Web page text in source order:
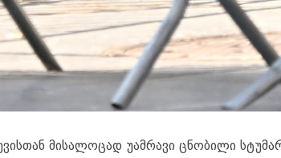
მისალოცად უამრავი ცნობილი